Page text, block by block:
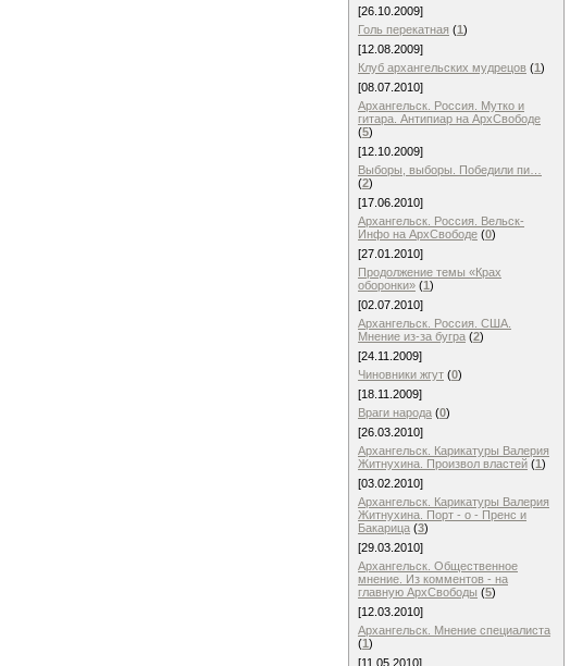
[26.10.2009]
Голь перекатная (1)
[12.08.2009]
Клуб архангельских мудрецов (1)
[08.07.2010]
Архангельск. Россия. Мутко и
гитара. Антипиар на АрхСвободе
(5)
[12.10.2009]
Выборы, выборы. Победили пи…
(2)
[17.06.2010]
Архангельск. Россия. Вельск-
Инфо на АрхСвободе (0)
[27.01.2010]
Продолжение темы «Крах
оборонки» (1)
[02.07.2010]
Архангельск. Россия. США.
Мнение из-за бугра (2)
[24.11.2009]
Чиновники жгут (0)
[18.11.2009]
Враги народа (0)
[26.03.2010]
Архангельск. Карикатуры Валерия
Житнухина. Произвол властей (1)
[03.02.2010]
Архангельск. Карикатуры Валерия
Житнухина. Порт - о - Пренс и
Бакарица (3)
[29.03.2010]
Архангельск. Общественное
мнение. Из комментов - на
главную АрхСвободы (5)
[12.03.2010]
Архангельск. Мнение специалиста
(1)
[11.05.2010]